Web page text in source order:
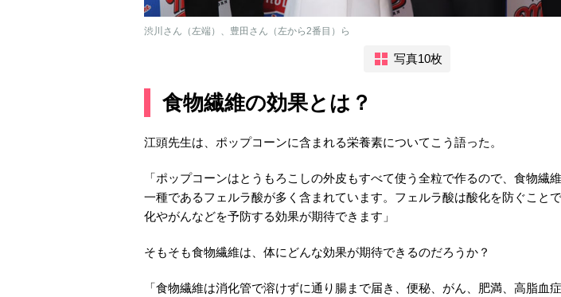
渋川さん（左端）、豊田さん（左から2番目）ら
写真10枚
食物繊維の効果とは？
江頭先生は、ポップコーンに含まれる栄養素についてこう語った。
「ポップコーンはとうもろこしの外皮もすべて使う全粒で作るので、食物繊
一種であるフェルラ酸が多く含まれています。フェルラ酸は酸化を防ぐこと
化やがんなどを予防する効果が期待できます」
そもそも食物繊維は、体にどんな効果が期待できるのだろうか？
「食物繊維は消化管で溶けずに通り腸まで届き、便秘、がん、肥満、高脂血